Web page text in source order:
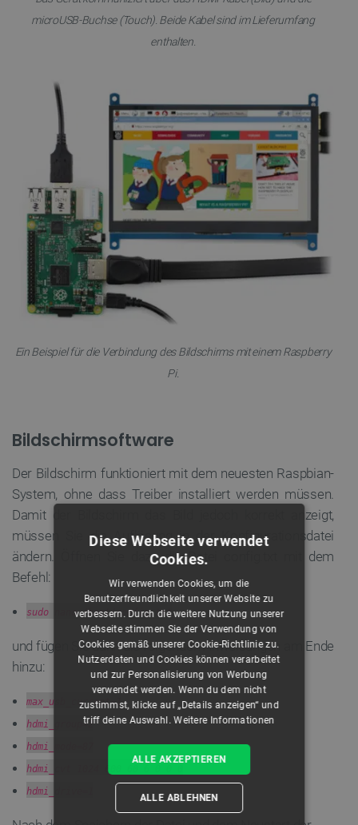
microUSB-Buchse (Touch). Beide Kabel sind im Lieferumfang
enthalten.
Ein Beispiel für die Verbindung des Bildschirms mit einem Raspberry
Pi.
Bildschirmsoftware
Der Bildschirm funktioniert mit dem neuesten Raspbian-
System, ohne dass Treiber installiert werden müssen.
Damit der Bildschirm das Bild jedoch korrekt anzeigt,
müssen Sie die Auflösung in der Konfigurationsdatei
ändern. Öffnen Sie dazu die Datei config.txt mit dem
Befehl:
sudo nano /boot/config.txt
und fügen Sie dann die folgenden Anweisungen am Ende
hinzu:
max_usb_current=1
hdmi_group=2
hdmi_mode=87
hdmi_cvt 1024 600 60 6 0 0 0
hdmi_drive=1
Diese Webseite verwendet
Cookies.
Wir verwenden Cookies, um die
Benutzerfreundlichkeit unserer Website zu
verbessern. Durch die weitere Nutzung unserer
Webseite stimmen Sie der Verwendung von
Cookies gemäß unserer Cookie-Richtlinie zu.
Nutzerdaten und Cookies können verarbeitet
und zur Personalisierung von Werbung
verwendet werden. Wenn du dem nicht
zustimmst, klicke auf „Details anzeigen“ und
triff deine Auswahl.Weitere Informationen
ALLE AKZEPTIEREN
ALLE ABLEHNEN